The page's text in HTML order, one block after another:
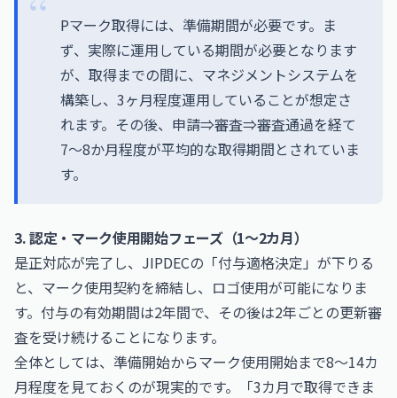
Pマーク取得には、準備期間が必要です。ま
ず、実際に運用している期間が必要となります
が、取得までの間に、マネジメントシステムを
構築し、3ヶ月程度運用していることが想定さ
れます。その後、申請⇒審査⇒審査通過を経て
7～8か月程度が平均的な取得期間とされていま
す。
3. 認定・マーク使用開始フェーズ（1〜2カ月）
是正対応が完了し、JIPDECの「付与適格決定」が下りる
と、マーク使用契約を締結し、ロゴ使用が可能になりま
す。付与の有効期間は2年間で、その後は2年ごとの更新審
査を受け続けることになります。
全体としては、準備開始からマーク使用開始まで8〜14カ
月程度を見ておくのが現実的です。「3カ月で取得できま